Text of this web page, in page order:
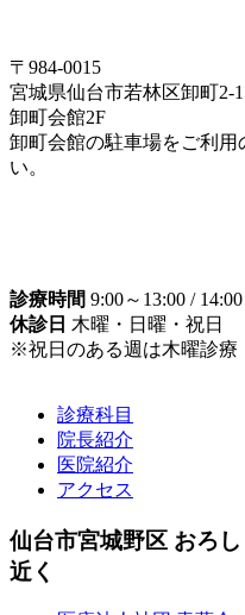
〒984-0015
宮城県仙台市若林区卸町2-
卸町会館2F
卸町会館の駐車場をご利用
い。
診療時間 9:00～13:00 /
休診日 木曜・日曜・祝日
※祝日のある週は木曜診療
診療科目
院長紹介
医院紹介
アクセス
仙台市宮城野区 おろ
近く